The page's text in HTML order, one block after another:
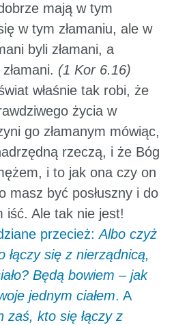
mają w tym
w tym złamaniu, ale w
byli złamani, a
(1 Kor 6.16)
właśnie tak robi, że
życia w
go złamanym mówiąc,
rzeczą, i że Bóg
i to jak ona czy on
masz być posłuszny i do
iść. Ale tak nie jest!
przecież:Albo czyż
łączy się z nierządnicą,
Będą bowiem – jak
jednym ciałem. A
zaś, kto się łączy z